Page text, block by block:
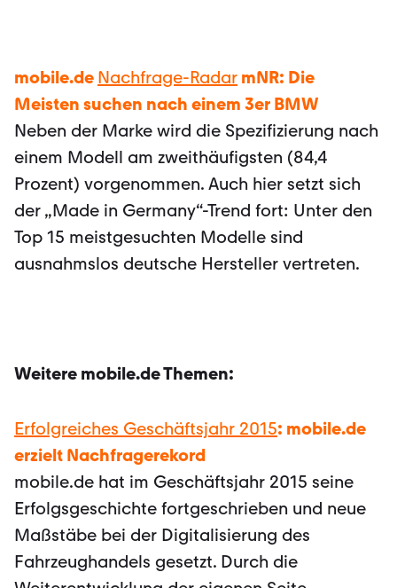
mobile.de Nachfrage-Radar mNR: Die
Meisten suchen nach einem 3er BMW
Neben der Marke wird die Spezifizierung nach
einem Modell am zweithäufigsten (84,4
Prozent) vorgenommen. Auch hier setzt sich
der „Made in Germany“-Trend fort: Unter den
Top 15 meistgesuchten Modelle sind
ausnahmslos deutsche Hersteller vertreten.
Weitere mobile.de Themen:
Erfolgreiches Geschäftsjahr 2015: mobile.de
erzielt Nachfragerekord
mobile.de hat im Geschäftsjahr 2015 seine
Erfolgsgeschichte fortgeschrieben und neue
Maßstäbe bei der Digitalisierung des
Fahrzeughandels gesetzt. Durch die